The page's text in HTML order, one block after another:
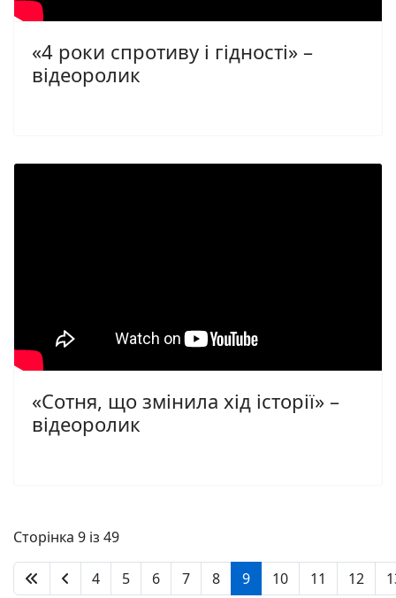
«4 роки спротиву і гідності» –
відеоролик
«Сотня, що змінила хід історії» –
відеоролик
Сторінка 9 із 49
4 5 6 7 8 9 10 11 12